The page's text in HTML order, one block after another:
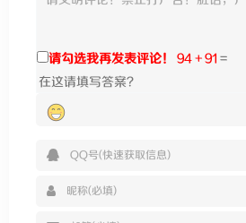
请勾选我再发表评论！ 94 + 91 =